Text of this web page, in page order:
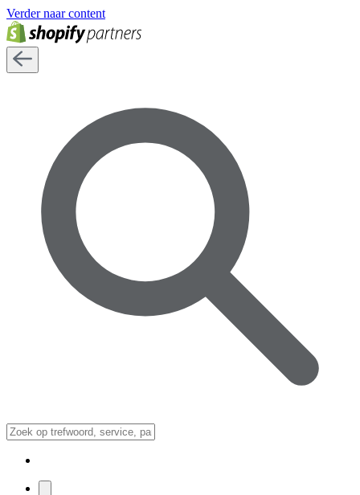
Verder naar content